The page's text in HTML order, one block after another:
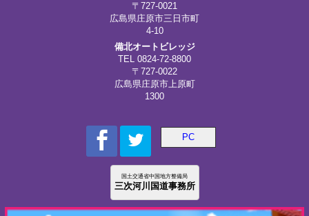
〒727-0021
広島県庄原市三日市町
4-10
備北オートビレッジ
TEL 0824-72-8800
〒727-0022
広島県庄原市上原町
1300
PC
国土交通省中国地方整備局
三次河川国道事務所